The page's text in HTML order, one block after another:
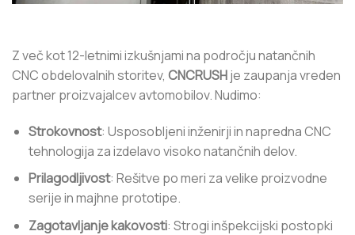
Z več kot 12-letnimi izkušnjami na področju natančnih
CNC obdelovalnih storitev, CNCRUSHje zaupanja vreden
partner proizvajalcev avtomobilov. Nudimo:
Strokovnost: Usposobljeni inženirji in napredna CNC
tehnologija za izdelavo visoko natančnih delov.
Prilagodljivost: Rešitve po meri za velike proizvodne
serije in majhne prototipe.
Zagotavljanje kakovosti: Strogi inšpekcijski postopki